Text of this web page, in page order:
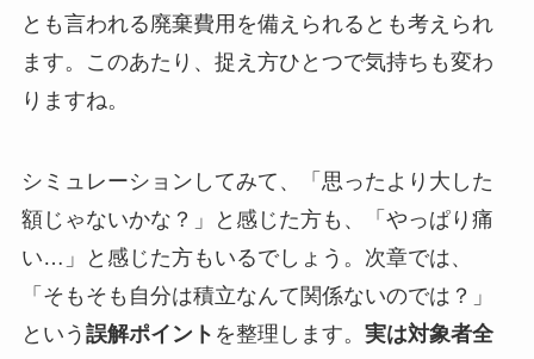
とも言われる廃棄費用を備えられるとも考えられ
ます。このあたり、捉え方ひとつで気持ちも変わ
りますね。
シミュレーションしてみて、「思ったより大した
額じゃないかな？」と感じた方も、「やっぱり痛
い…」と感じた方もいるでしょう。次章では、
「そもそも自分は積立なんて関係ないのでは？」
という 誤解ポイント を整理します。 実は対象者全